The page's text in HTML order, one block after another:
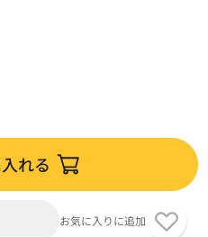
れる
お気に入りに追加